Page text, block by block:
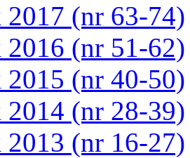
2017 (nr 63-74)
2016 (nr 51-62)
2015 (nr 40-50)
2014 (nr 28-39)
2013 (nr 16-27)